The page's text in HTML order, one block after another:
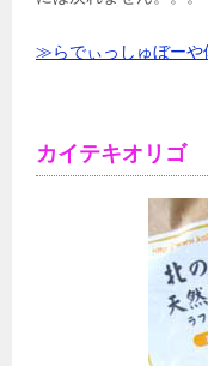
≫らでぃっしゅぼー
カイテキオリゴ